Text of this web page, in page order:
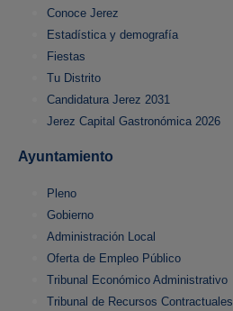
Conoce Jerez
Estadística y demografía
Fiestas
Tu Distrito
Candidatura Jerez 2031
Jerez Capital Gastronómica 2026
Ayuntamiento
Pleno
Gobierno
Administración Local
Oferta de Empleo Público
Tribunal Económico Administrativo
Tribunal de Recursos Contractuales